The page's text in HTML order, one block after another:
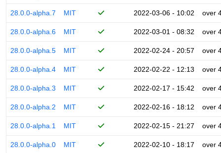
28.0.0-alpha.7 MIT 2022-03-06 - 10:02 over
28.0.0-alpha.6 MIT 2022-03-01 - 08:32 over
28.0.0-alpha.5 MIT 2022-02-24 - 20:57 over
28.0.0-alpha.4 MIT 2022-02-22 - 12:13 over
28.0.0-alpha.3 MIT 2022-02-17 - 15:42 over
28.0.0-alpha.2 MIT 2022-02-16 - 18:12 over
28.0.0-alpha.1 MIT 2022-02-15 - 21:27 over
28.0.0-alpha.0 MIT 2022-02-10 - 18:17 over